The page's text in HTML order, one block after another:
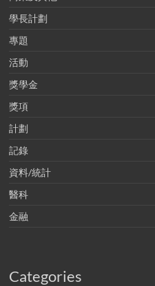
學長計劃
專題
活動
獎學金
獎項
計劃
記錄
資料/統計
醫科
金融
Categories